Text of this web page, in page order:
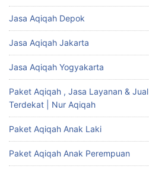
Jasa Aqiqah Depok
Jasa Aqiqah Jakarta
Jasa Aqiqah Yogyakarta
Paket Aqiqah , Jasa Layanan &
Terdekat | Nur Aqiqah
Paket Aqiqah Anak Laki
Paket Aqiqah Anak Perempuan